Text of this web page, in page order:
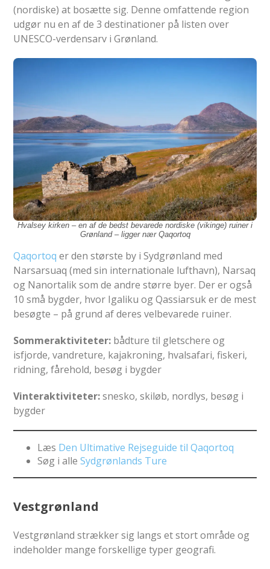
(nordiske) at bosætte sig. Denne omfattende region
udgør nu en af ​​de 3 destinationer på listen over
UNESCO-verdensarv i Grønland.
Hvalsey kirken – en af ​​de bedst bevarede nordiske (vikinge) ruiner i
Grønland – ligger nær Qaqortoq
Qaqortoq er den største by i Sydgrønland med
Narsarsuaq (med sin internationale lufthavn), Narsaq
og Nanortalik som de andre større byer. Der er også
10 små bygder, hvor Igaliku og Qassiarsuk er de mest
besøgte – på grund af deres velbevarede ruiner.
Sommeraktiviteter: bådture til gletschere og
isfjorde, vandreture, kajakroning, hvalsafari, fiskeri,
ridning, fårehold, besøg i bygder
Vinteraktiviteter:snesko, skiløb, nordlys, besøg i
bygder
Læs Den Ultimative Rejseguide til Qaqortoq
Søg i alleSydgrønlands Ture
Vestgrønland
Vestgrønland strækker sig langs et stort område og
indeholder mange forskellige typer geografi.